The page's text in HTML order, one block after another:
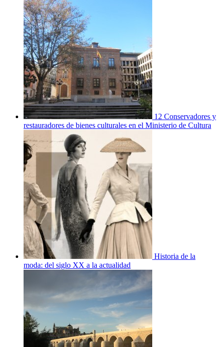
12 Conservadores y
restauradores de bienes culturales en el Ministerio de Cultura
Historia de la
moda: del siglo XX a la actualidad